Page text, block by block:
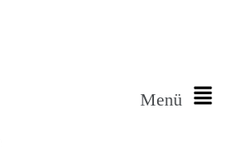
Menü